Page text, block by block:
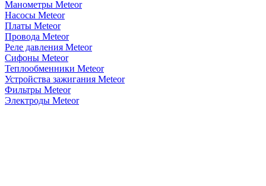
Манометры Meteor
Насосы Meteor
Платы Meteor
Провода Meteor
Реле давления Meteor
Сифоны Meteor
Теплообменники Meteor
Устройства зажигания Meteor
Фильтры Meteor
Электроды Meteor